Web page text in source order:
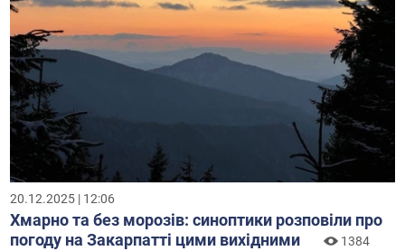
20.12.2025 | 12:06
Хмарно та без морозів: синоптики розповіли про
погоду на Закарпатті цими вихідними
1384